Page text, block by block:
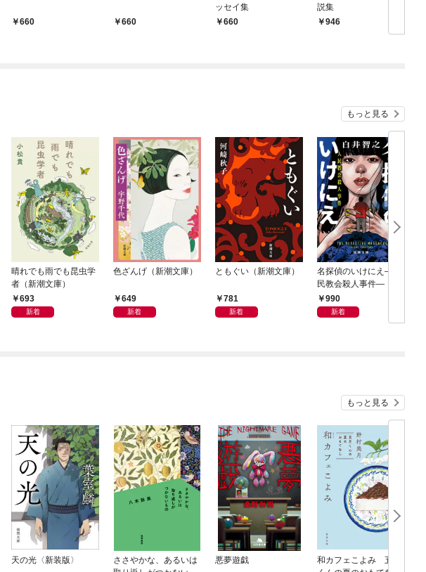
660 660
ッセイ集
660
説集
946
もっと見る
晴れでも雨でも昆虫学
者（新潮文庫）
693
新着
色ざんげ（新潮文庫）
649
新着
ともぐい（新潮文庫）
781
新着
名探偵のいけにえ—人
民教会殺人事件—（新
潮文庫）
990
新着
もっと見る
天の光〈新装版〉
ささやかな、あるいは
悪夢遊戯
和カフェこよみ 五月